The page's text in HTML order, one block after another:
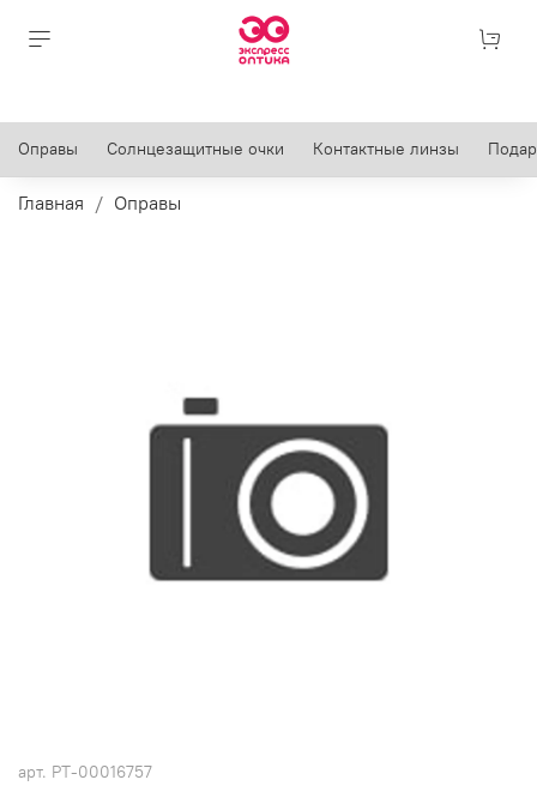
Оправы Солнцезащитные очки Контактные линзы
Главная Оправы
арт. РТ-00016757